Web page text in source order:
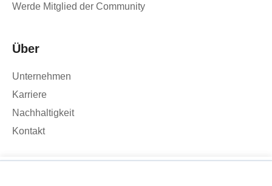
Werde Mitglied der Community
Über
Unternehmen
Karriere
Nachhaltigkeit
Kontakt